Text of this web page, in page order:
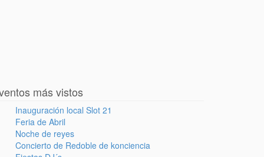
más vistos
Inauguración local Slot 21
Feria de Abril
Noche de reyes
Concierto de Redoble de konciencia